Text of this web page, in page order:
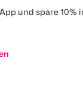
und spare 10%